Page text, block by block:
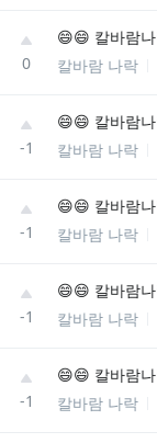
0
칼바람 나락
-1
칼바람 나락
-1
칼바람 나락
-1
칼바람 나락
-1
칼바람 나락